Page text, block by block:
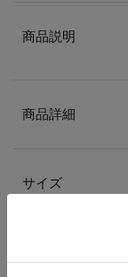
商品説明
商品詳細
サイズ